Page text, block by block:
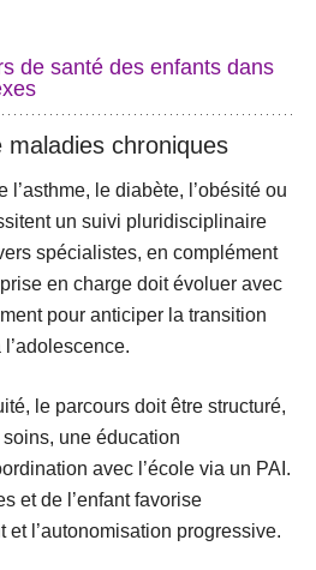
de santé des enfants dans
chroniques
l’asthme, le diabète, l’obésité ou
un suivi pluridisciplinaire
spécialistes, en complément
en charge doit évoluer avec
pour anticiper la transition
l’adolescence.
le parcours doit être structuré,
une éducation
avec l’école via un PAI .
et de l’enfant favorise
et l’autonomisation progressive.